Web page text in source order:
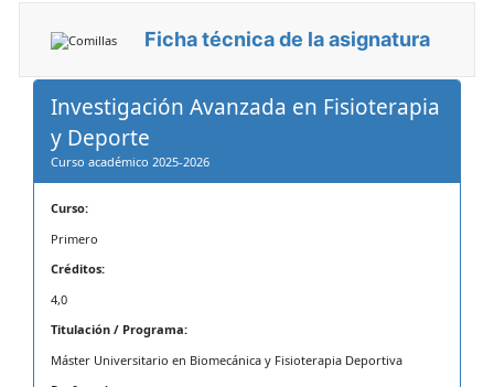
Ficha técnica de la asignatura
Investigación Avanzada en Fisioterapia
y Deporte
Curso académico 2025-2026
Curso:
Primero
Créditos:
4,0
Titulación / Programa:
Máster Universitario en Biomecánica y Fisioterapia Deportiva